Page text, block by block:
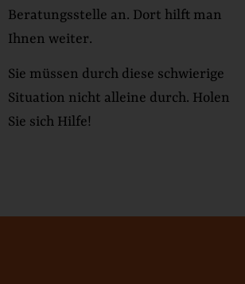
Beratungsstelle an. Dort hilft man
Ihnen weiter.
Sie müssen durch diese schwierige
Situation nicht alleine durch. Holen
Sie sich Hilfe!